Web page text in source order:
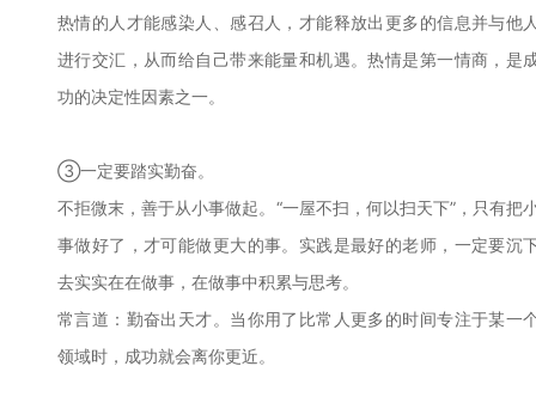
热情的人才能感染人、感召人，才能释放出更多的信息并与他
进行交汇，从而给自己带来能量和机遇。热情是第一情商，是
功的决定性因素之一。
③一定要踏实勤奋。
不拒微末，善于从小事做起。“一屋不扫，何以扫天下”，只有把
事做好了，才可能做更大的事。实践是最好的老师，一定要沉
去实实在在做事，在做事中积累与思考。
常言道：勤奋出天才。当你用了比常人更多的时间专注于某一
领域时，成功就会离你更近。